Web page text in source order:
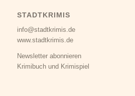
STADTKRIMIS
info@stadtkrimis.de
www.stadtkrimis.de
Newsletter abonnieren
Krimibuch und Krimispiel